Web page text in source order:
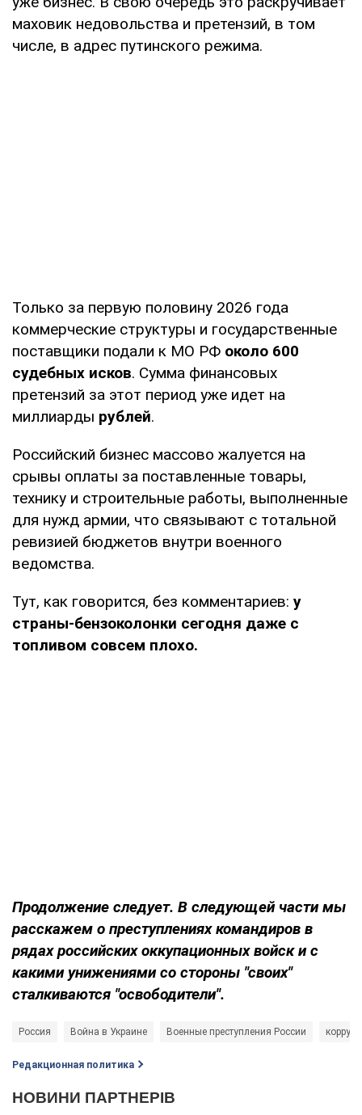
маховик недовольства и претензий, в том
числе, в адрес путинского режима.
Только за первую половину 2026 года
коммерческие структуры и государственные
поставщики подали к МО РФ около 600
судебных исков. Сумма финансовых
претензий за этот период уже идет на
миллиарды рублей.
Российский бизнес массово жалуется на
срывы оплаты за поставленные товары,
технику и строительные работы, выполненные
для нужд армии, что связывают с тотальной
ревизией бюджетов внутри военного
ведомства.
Тут, как говорится, без комментариев: у
страны-бензоколонки сегодня даже с
топливом совсем плохо.
Продолжение следует. В следующей части мы
расскажем о преступлениях командиров в
рядах российских оккупационных войск и с
какими унижениями со стороны "своих"
сталкиваются "освободители".
Россия Война в Украине Военные преступления России
Редакционная политика